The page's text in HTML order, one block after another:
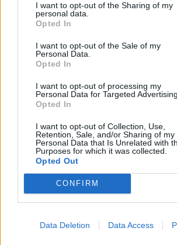
I want to opt-out of the Sharing of my
personal data.
Opted In
I want to opt-out of the Sale of my
Personal Data.
Opted In
I want to opt-out of processing my
Personal Data for Targeted Advertising.
Opted In
I want to opt-out of Collection, Use,
Retention, Sale, and/or Sharing of my
Personal Data that Is Unrelated with
Purposes for which it was collected.
Opted Out
CONFIRM
Data Deletion Data Access
μεταξύ των καταλόγων
χρηστών της εταιρείας και της
αυθεντικοποίησης ενός χρήστη
του στο εταιρικό δίκτυο και
διακοπή της επικοινωνίας του αν
πιστοποιηθεί. Επίσης οι MDM
εφαρμογή πολιτικών ασφαλείας
εισαγωγή κωδικών πρόσβασης
αποτυχημένες προσπάθειες θα
θα επιτρέπονται επείγουσες
καταχώριση του κωδικού. Αυτές οι
ξεπερνούν κατά πολύ τις
το λειτουργικό σύστημα
συσκευής. Επιπρόσθετα, στον
τους από τη συσκευή μέσω MDM,